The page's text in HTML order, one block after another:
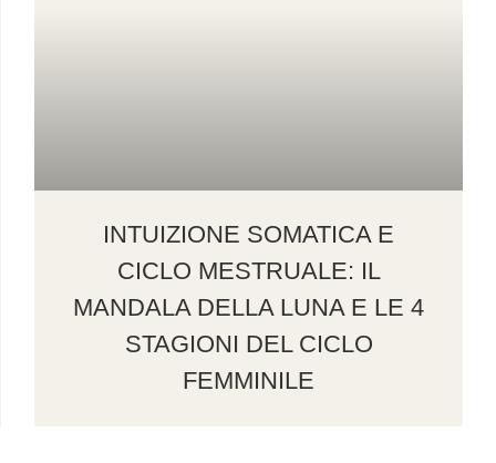
INTUIZIONE SOMATICA E
CICLO MESTRUALE: IL
MANDALA DELLA LUNA E LE 4
STAGIONI DEL CICLO
FEMMINILE